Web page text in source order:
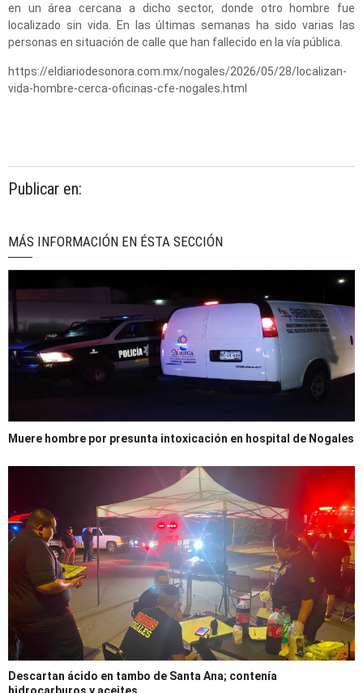
en un área cercana a dicho sector, donde otro hombre fue
localizado sin vida. En las últimas semanas ha sido varias las
personas en situación de calle que han fallecido en la vía pública.
https://eldiariodesonora.com.mx/nogales/2026/05/28/localizan-
vida-hombre-cerca-oficinas-cfe-nogales.html
Publicar en:
MÁS INFORMACIÓN EN ÉSTA SECCIÓN
Muere hombre por presunta intoxicación en hospital de Nogales
Descartan ácido en tambo de Santa Ana; contenía